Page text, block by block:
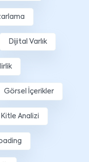
Dijital Varlık
Görsel İçerikler
Analizi